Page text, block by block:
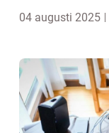
04 augusti 2025